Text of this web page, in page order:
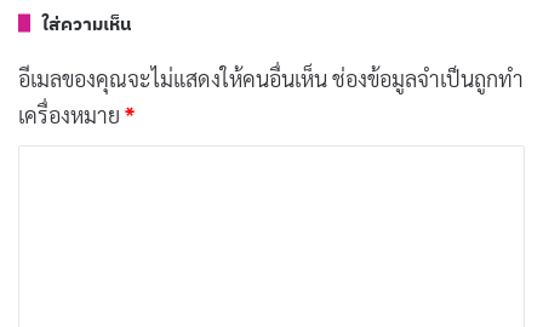
Ontario Place
เติบโตอย่างต่อเนื่อง จนปัจจุบันมีโรงภาพยนตร์ IMAX
มากกว่า 1,500 โรงในกว่า 80 ประเทศทั่วโลก
ใส่ความเห็น
อีเมลของคุณจะไม่แสดงให้คนอื่นเห็น ช่องข้อมูลจำเป็นถูกทำ
เครื่องหมาย *